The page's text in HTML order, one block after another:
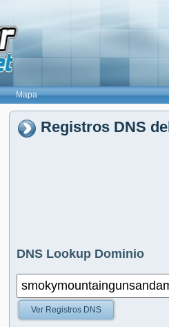
Mapa
Registros DNS
DNS Lookup Dominio
Ver Registros DNS